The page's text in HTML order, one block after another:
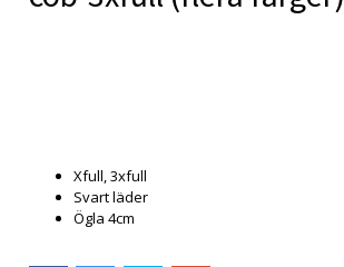
Xfull, 3xfull
Svart läder
Ögla 4cm